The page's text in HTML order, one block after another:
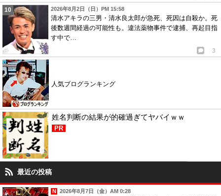
2026年8月2日（日）PM 15:58
清水アキラの三男・清水良太郎が急死、死因は自殺か。死
後数週間経過の可能性も。違法薬物事件で逮捕、再起目指
す中で…
3
人気ブログランキング
姓名判断の結果が的確過ぎてヤバイｗｗ
PR
最近の投稿
2026年8月7日（金）AM 0:28